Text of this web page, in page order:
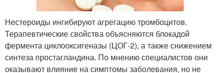
Нестероиды ингибируют агрегацию тромбоцитов.
Терапевтические свойства объясняются блокадой
фермента циклооксигеназы (ЦОГ-2), а также снижением
синтеза простагландина. По мнению специалистов они
оказывают влияние на симптомы заболевания, но не